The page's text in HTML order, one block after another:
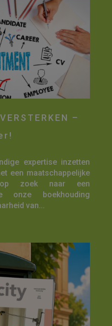
–
expertise inzetten
een maatschappelijke
zoek naar een
onze boekhouding
van...